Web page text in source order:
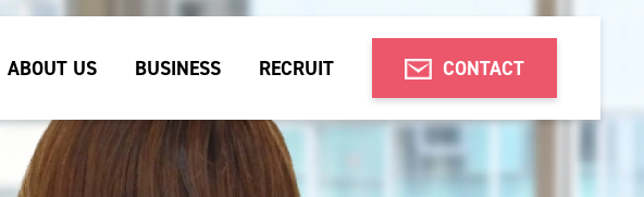
ABOUT US BUSINESS RECRUIT CONTACT